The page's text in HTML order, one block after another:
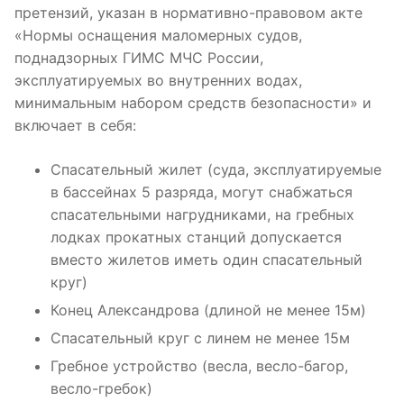
претензий, указан в нормативно-правовом акте
«Нормы оснащения маломерных судов,
поднадзорных ГИМС МЧС России,
эксплуатируемых во внутренних водах,
минимальным набором средств безопасности» и
включает в себя:
Спасательный жилет (суда, эксплуатируемые
в бассейнах 5 разряда, могут снабжаться
спасательными нагрудниками, на гребных
лодках прокатных станций допускается
вместо жилетов иметь один спасательный
круг)
Конец Александрова (длиной не менее 15м)
Спасательный круг с линем не менее 15м
Гребное устройство (весла, весло-багор,
весло-гребок)